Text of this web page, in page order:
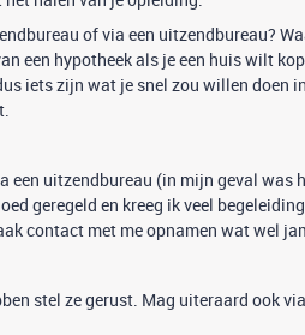
of via een uitzendbureau?
een hypotheek als je een huis wilt
iets zijn wat je snel zou willen doen
een uitzendbureau (in mijn geval
geregeld en kreeg ik veel
contact met me opnamen wat wel
stel ze gerust. Mag uiteraard ook